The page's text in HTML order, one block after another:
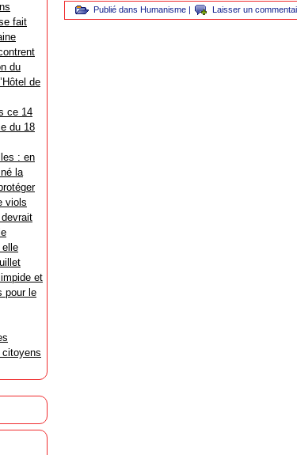
fait
du
de
ce 14
du 18
: en
la
viols
elle
et
pour le
Publié dans Humanisme | Laisser un